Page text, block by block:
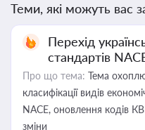
Теми, які можуть вас
Перехід
стандартів
Про що тема: Тема
класифікації видів
NACE, оновлення кодів
зміни